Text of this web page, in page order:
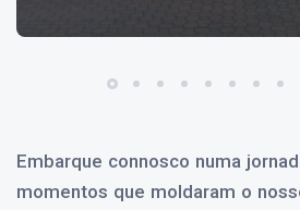
Embarque connosco numa
momentos que moldaram o